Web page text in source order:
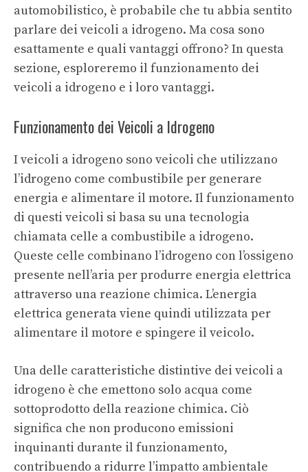
automobilistico, è probabile che tu abbia sentito
parlare dei veicoli a idrogeno. Ma cosa sono
esattamente e quali vantaggi offrono? In questa
sezione, esploreremo il funzionamento dei
veicoli a idrogeno e i loro vantaggi.
Funzionamento dei Veicoli a Idrogeno
I veicoli a idrogeno sono veicoli che utilizzano
l’idrogeno come combustibile per generare
energia e alimentare il motore. Il funzionamento
di questi veicoli si basa su una tecnologia
chiamata celle a combustibile a idrogeno.
Queste celle combinano l’idrogeno con l’ossigeno
presente nell’aria per produrre energia elettrica
attraverso una reazione chimica. L’energia
elettrica generata viene quindi utilizzata per
alimentare il motore e spingere il veicolo.
Una delle caratteristiche distintive dei veicoli a
idrogeno è che emettono solo acqua come
sottoprodotto della reazione chimica. Ciò
significa che non producono emissioni
inquinanti durante il funzionamento,
contribuendo a ridurre l’impatto ambientale